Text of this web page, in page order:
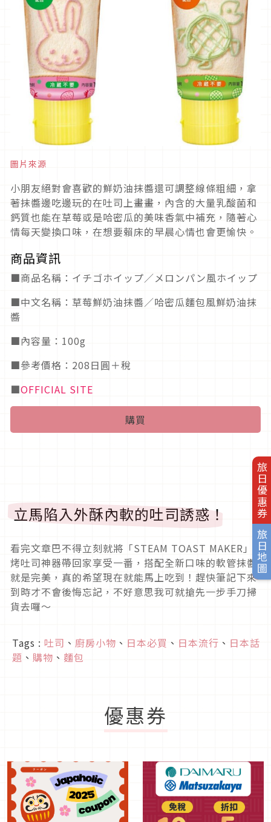
旅日優惠券
旅日地圖
圖片來源
小朋友絕對會喜歡的鮮奶油抹醬還可調整線條粗細，拿
著抹醬邊吃邊玩的在吐司上畫畫，內含的大量乳酸菌和
鈣質也能在草莓或是哈密瓜的美味香氣中補充，隨著心
情每天變換口味，在想要賴床的早晨心情也會更愉快。
商品資訊
■商品名稱：イチゴホイップ／メロンパン風ホイップ
■中文名稱：草莓鮮奶油抹醬／哈密瓜麵包風鮮奶油抹
醬
■內容量：100g
■參考價格：208日圓＋稅
■OFFICIAL SITE
購買
立馬陷入外酥內軟的吐司誘惑！
看完文章巴不得立刻就將「STEAM TOAST MAKER」
烤吐司神器帶回家享受一番，搭配全新口味的軟管抹醬
就是完美，真的希望現在就能馬上吃到！趕快筆記下來
到時才不會後悔忘記，不好意思我可就搶先一步手刀掃
貨去囉～
Tags : 吐司 、 廚房小物 、 日本必買 、 日本流行 、 日本話
題 、 購物 、 麵包
優惠券